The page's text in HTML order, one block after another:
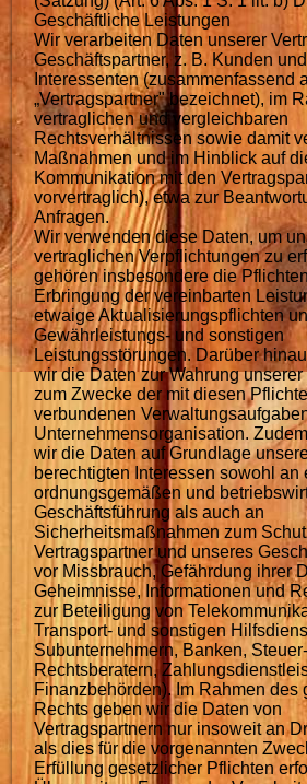
Geschäftliche Leistungen
Wir verarbeiten Daten unserer
Geschäftspartner, z. B. Kunden und
Interessenten (zusammenfassend
„Vertragspartner" bezeichnet), im
vertraglichen und vergleichbaren
Rechtsverhältnissen sowie damit
Maßnahmen und im Hinblick auf
Kommunikation mit den
vorvertraglich), etwa zur
Anfragen.
Wir verwenden diese Daten, um
vertraglichen Verpflichtungen zu
gehören insbesondere die
Erbringung der vereinbarten
etwaige Aktualisierungspflichten
Gewährleistungs- und sonstigen
Leistungsstörungen. Darüber
wir die Daten zur Wahrung
zum Zwecke der mit diesen
verbundenen
Unternehmensorganisation.
wir die Daten auf Grundlage
berechtigten Interessen sowohl an
ordnungsgemäßen und
Geschäftsführung als auch an
Sicherheitsmaßnahmen zum
Vertragspartner und unseres
vor Missbrauch, Gefährdung ihrer
Geheimnisse, Informationen und
zur Beteiligung von
Transport- und sonstigen
Subunternehmern, Banken,
Rechtsberatern,
Finanzbehörden). Im Rahmen des
Rechts geben wir die Daten von
Vertragspartnern nur insoweit an
als dies für die vorgenannten
Erfüllung gesetzlicher Pflichten